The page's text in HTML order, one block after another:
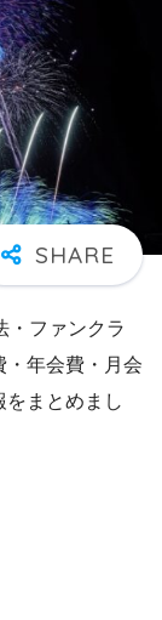
・ファンクラ
・年会費・月会
まとめまし